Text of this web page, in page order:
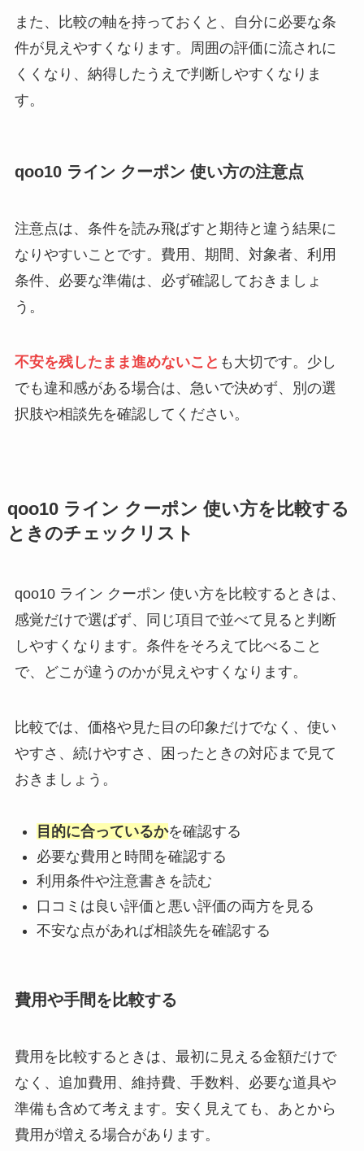
また、比較の軸を持っておくと、自分に必要な条
件が見えやすくなります。周囲の評価に流されに
くくなり、納得したうえで判断しやすくなりま
す。
qoo10 ライン クーポン 使い方の注意点
注意点は、条件を読み飛ばすと期待と違う結果に
なりやすいことです。費用、期間、対象者、利用
条件、必要な準備は、必ず確認しておきましょ
う。
不安を残したまま進めないこと も大切です。少し
でも違和感がある場合は、急いで決めず、別の選
択肢や相談先を確認してください。
qoo10 ライン クーポン 使い方を比較する
ときのチェックリスト
qoo10 ライン クーポン 使い方を比較するときは、
感覚だけで選ばず、同じ項目で並べて見ると判断
しやすくなります。条件をそろえて比べること
で、どこが違うのかが見えやすくなります。
比較では、価格や見た目の印象だけでなく、使い
やすさ、続けやすさ、困ったときの対応まで見て
おきましょう。
目的に合っているかを確認する
必要な費用と時間を確認する
利用条件や注意書きを読む
口コミは良い評価と悪い評価の両方を見る
不安な点があれば相談先を確認する
費用や手間を比較する
費用を比較するときは、最初に見える金額だけで
なく、追加費用、維持費、手数料、必要な道具や
準備も含めて考えます。安く見えても、あとから
費用が増える場合があります。